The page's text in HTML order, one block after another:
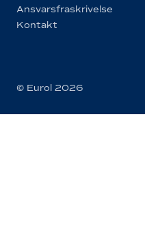
Ansvarsfraskrivelse
Kontakt
© Eurol 2026